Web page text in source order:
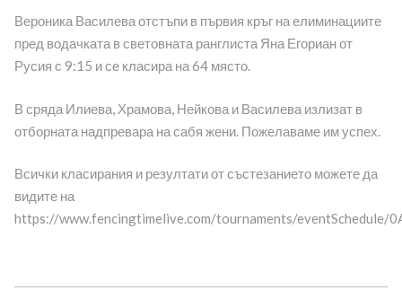
Вероника Василева отстъпи в първия кръг на елиминациите
пред водачката в световната ранглиста Яна Егориан от
Русия с 9:15 и се класира на 64 място.
В сряда Илиева, Храмова, Нейкова и Василева излизат в
отборната надпревара на сабя жени. Пожелаваме им успех.
Всички класирания и резултати от състезанието можете да
видите на
https://www.fencingtimelive.com/tournaments/